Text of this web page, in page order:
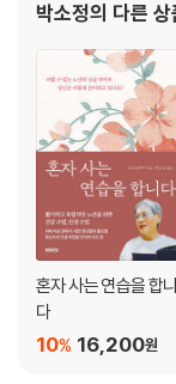
6장 지금껏 사랑이 쉬
공들여 계획한 전략
그는 왜 내게 진실을
랜선 연애에서 현실
에필로그_ ‘사기 현실
참고 도서 목록
박소정의 다른 상
혼자 사는 연습을 합니
다
16,200원
10%